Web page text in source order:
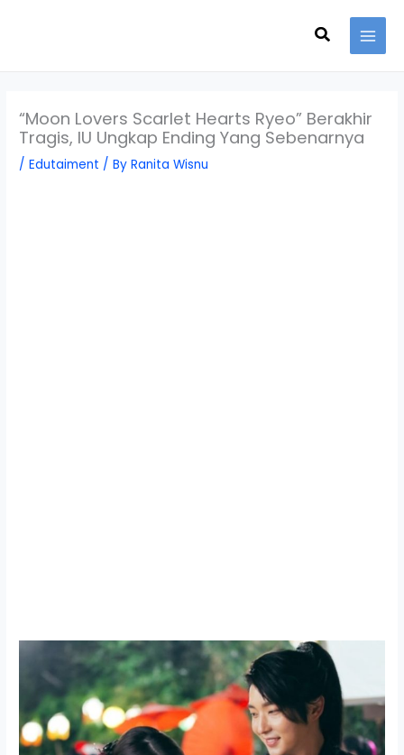
Search
“Moon Lovers Scarlet Hearts Ryeo” Berakhir
Tragis, IU Ungkap Ending Yang Sebenarnya
/Edutaiment / ByRanita Wisnu